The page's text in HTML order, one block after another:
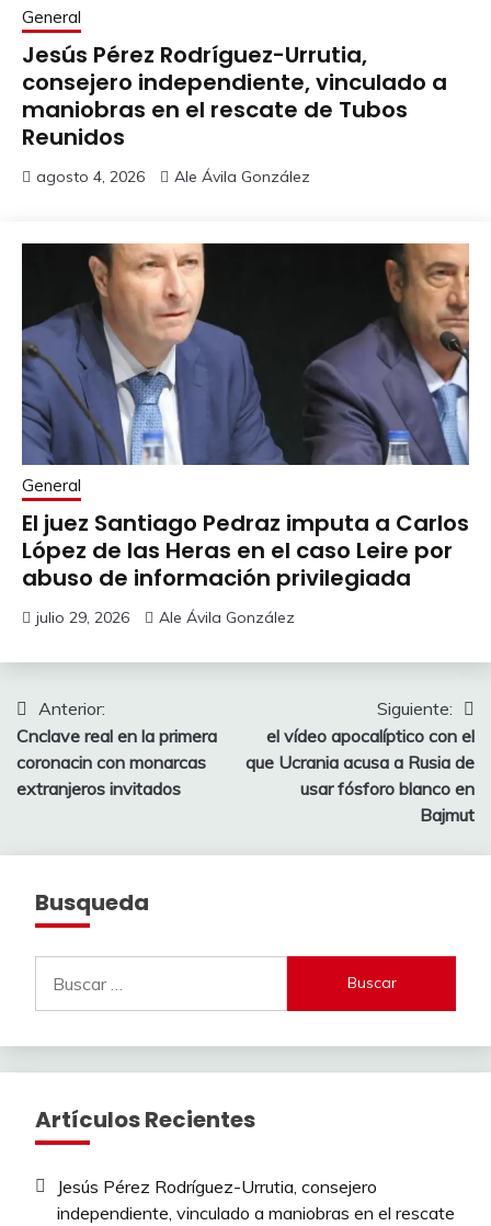
General
Jesús Pérez Rodríguez-Urrutia,
consejero independiente, vinculado a
maniobras en el rescate de Tubos
Reunidos
agosto 4, 2026 Ale Ávila González
General
El juez Santiago Pedraz imputa a Carlos
López de las Heras en el caso Leire por
abuso de información privilegiada
julio 29, 2026 Ale Ávila González
Navegación
de
entradas
Anterior:
Cnclave real en la primera
coronacin con monarcas
extranjeros invitados
Siguiente:
el vídeo apocalíptico con el
que Ucrania acusa a Rusia de
usar fósforo blanco en
Bajmut
Busqueda
Artículos Recientes
Jesús Pérez Rodríguez-Urrutia, consejero
independiente, vinculado a maniobras en el rescate